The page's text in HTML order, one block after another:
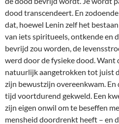
dood transcendeert. En
dat, hoewel Lenin zelf het
van iets spiritueels, ontkende en
bevrijd zou worden, de
werd door de fysieke dood. Want
natuurlijk aangetrokken tot juist
zijn bewustzijn overeenkwam.
tijd voortdurend gekweld. Een
zijn eigen onwil om te beseffen
mensheid doordrenkt heeft – en